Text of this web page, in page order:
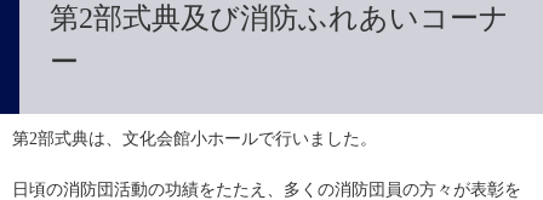
第2部式典及び消防ふれあいコーナ
ー
第2部式典は、文化会館小ホールで行いました。
日頃の消防団活動の功績をたたえ、多くの消防団員の方々が表彰を